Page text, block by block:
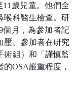
11 歲兒童。他們全
喉科醫生檢查。研
個月，為參加者記
壓。參加者在研究
術組）和「謹慎監
的OSA嚴重程度，